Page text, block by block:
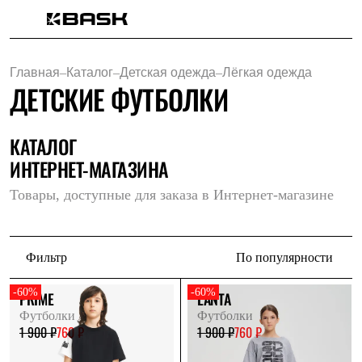
Мужская одежда
Утепленная пухом
Куртки
Жилеты
Комбинезоны
Утепленная синтетикой
Брюки
Софтшелл одежда
Куртки
Брюки
Флисовая одежда
Куртки
Брюки
Главная–Каталог–Детская одежда–Лёгкая одежда
ДЕТСКИЕ ФУТБОЛКИ
КАТАЛОГ
ИНТЕРНЕТ-МАГАЗИНА
Товары, доступные для заказа в Интернет-магазине
Фильтр По популярности
-60%
PRIME
Футболки
1 900 ₽760 ₽
-60%
LANTA
Футболки
1 900 ₽760 ₽